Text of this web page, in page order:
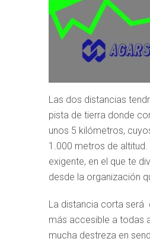
Las dos distancias
pista de tierra donde
unos 5 kilómetros,
1.000 metros de
exigente, en el que te
desde la organización
La distancia corta será
más accesible a todas
mucha destreza en